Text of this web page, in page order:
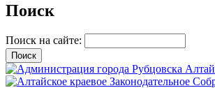
Поиск
Поиск на сайте: